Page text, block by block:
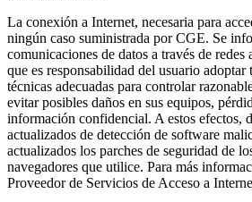
La conexión a Internet, necesaria para
ningún caso suministrada por CGE. Se
comunicaciones de datos a través de redes
que es responsabilidad del usuario adoptar
técnicas adecuadas para controlar
evitar posibles daños en sus equipos,
información confidencial. A estos efectos,
actualizados de detección de software
actualizados los parches de seguridad de
navegadores que utilice. Para más
Proveedor de Servicios de Acceso a